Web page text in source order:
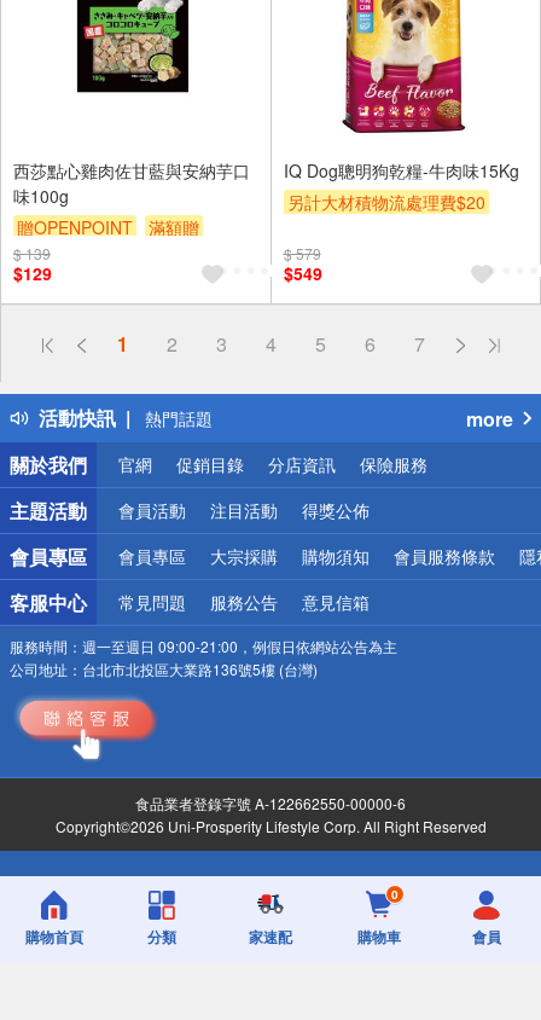
西莎點心雞肉佐甘藍與安納芋口
味100g
贈OPENPOINT
滿額贈
滿額9折
$ 139
$129
IQ Dog聰明狗乾糧-牛肉味15Kg
另計大材積物流處理費$20
贈$200
$ 579
$549
1 2 3 4 5 6 7
活動快訊
偏遠地區配送
得獎公告
熱門話題
銀行優惠
偏遠地區配送
詐騙網頁！請小心！
more
關於我們
官網 促銷目錄 分店資訊 保險服務
主題活動 會員活動 注目活動 得獎公佈
會員專區 會員專區 大宗採購 購物須知 會員服務條款 隱
客服中心 常見問題 服務公告 意見信箱
服務時間： 週一至週日 09:00-21:00，例假日依網站公告為主
公司地址： 台北市北投區大業路136號5樓 (台灣)
食品業者登錄字號 A-122662550-00000-6
Copyright©2026 Uni-Prosperity Lifestyle Corp. All Right Reserved
購物首頁 分類 家速配
0
購物車 會員